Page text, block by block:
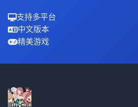
支持多平台
中文版本
精美游戏